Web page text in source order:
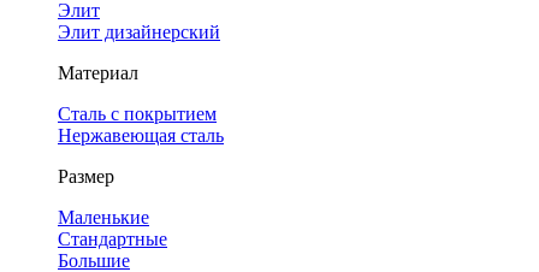
Элит
Элит дизайнерский
Материал
Сталь с покрытием
Нержавеющая сталь
Размер
Маленькие
Стандартные
Большие